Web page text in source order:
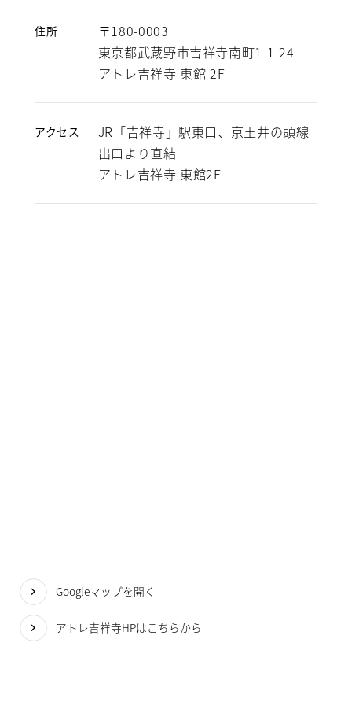
住所
〒180-0003
東京都武蔵野市吉祥寺南町1-1-24
アトレ吉祥寺 東館 2F
アクセス
JR「吉祥寺」駅東口、京王井の頭線
出口より直結
アトレ吉祥寺 東館2F
Googleマップを開く
アトレ吉祥寺HPはこちらから